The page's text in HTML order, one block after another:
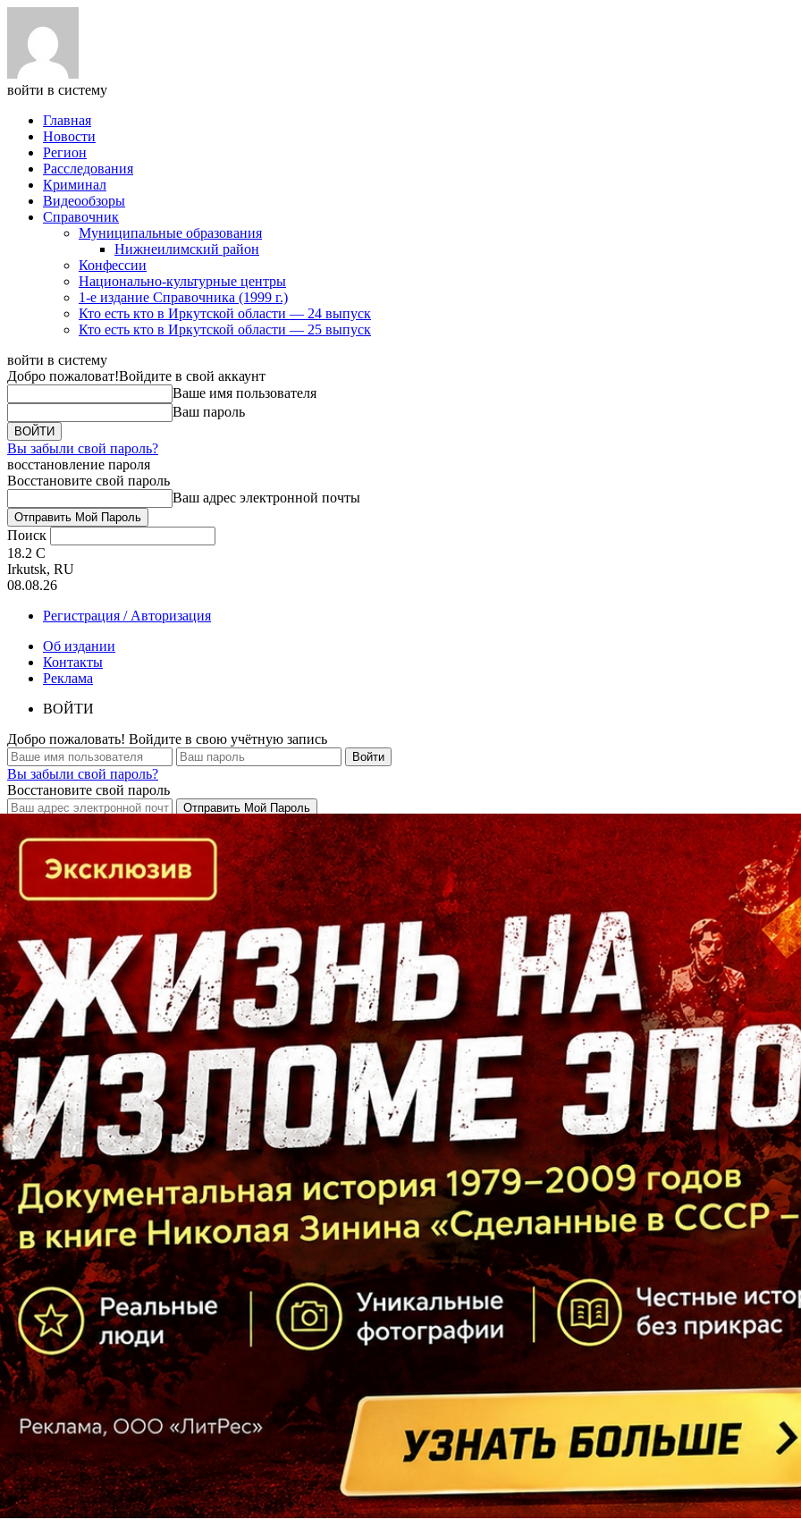
войти в систему
Главная
Новости
Регион
Расследования
Криминал
Видеообзоры
Справочник
Муниципальные образования
Нижнеилимский район
Конфессии
Национально-культурные центры
1-е издание Справочника (1999 г.)
Кто есть кто в Иркутской области — 24 выпуск
Кто есть кто в Иркутской области — 25 выпуск
войти в систему
Добро пожаловат!Войдите в свой аккаунт
Ваше имя пользователя
Ваш пароль
Вы забыли свой пароль?
восстановление пароля
Восстановите свой пароль
Ваш адрес электронной почты
Поиск
18.2 C
Irkutsk, RU
08.08.26
Регистрация / Авторизация
Об издании
Контакты
Реклама
ВОЙТИ
Добро пожаловать! Войдите в свою учётную запись
Вы забыли свой пароль?
Восстановите свой пароль
Кто есть кто в Байкальском регионе